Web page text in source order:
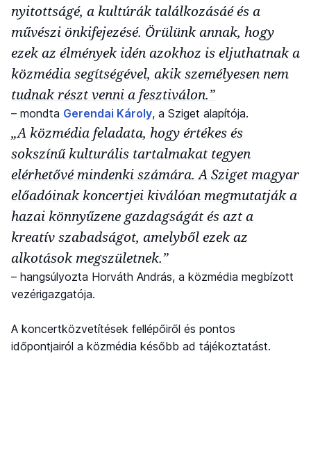
nyitottságé, a kultúrák találkozásáé és a
művészi önkifejezésé. Örülünk annak, hogy
ezek az élmények idén azokhoz is eljuthatnak a
közmédia segítségével, akik személyesen nem
tudnak részt venni a fesztiválon.”
– mondta Gerendai Károly, a Sziget alapítója.
„A közmédia feladata, hogy értékes és
sokszínű kulturális tartalmakat tegyen
elérhetővé mindenki számára. A Sziget magyar
előadóinak koncertjei kiválóan megmutatják a
hazai könnyűzene gazdagságát és azt a
kreatív szabadságot, amelyből ezek az
alkotások megszületnek.”
– hangsúlyozta Horváth András, a közmédia megbízott
vezérigazgatója.
A koncertközvetítések fellépőiről és pontos
időpontjairól a közmédia később ad tájékoztatást.